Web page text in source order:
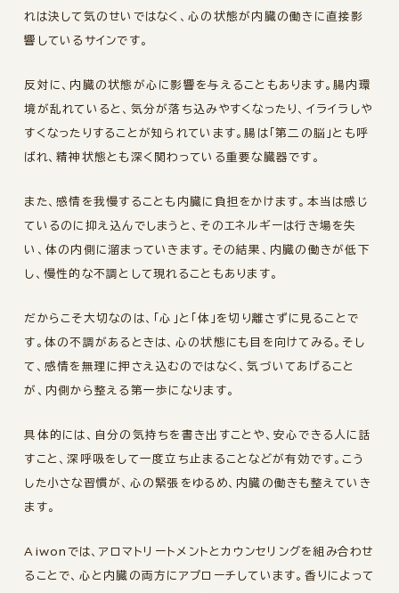
れは決して気のせいではなく、心の状態が内臓の働きに直接影
響しているサインです。
反対に、内臓の状態が心に影響を与えることもあります。腸内環
境が乱れていると、気分が落ち込みやすくなったり、イライラしや
すくなったりすることが知られています。腸は「第二の脳」とも呼
ばれ、精神状態とも深く関わっている重要な臓器です。
また、感情を我慢することも内臓に負担をかけます。本当は感じ
ているのに抑え込んでしまうと、そのエネルギーは行き場を失
い、体の内側に溜まっていきます。その結果、内臓の働きが低下
し、慢性的な不調として現れることもあります。
だからこそ大切なのは、「心」と「体」を切り離さずに見ることで
す。体の不調があるときは、心の状態にも目を向けてみる。そし
て、感情を無理に押さえ込むのではなく、気づいてあげること
が、内側から整える第一歩になります。
具体的には、自分の気持ちを書き出すことや、安心できる人に話
すこと、深呼吸をして一度立ち止まることなどが有効です。こう
した小さな習慣が、心の緊張をゆるめ、内臓の働きも整えていき
ます。
Aiwonでは、アロマトリートメントとカウンセリングを組み合わせ
ることで、心と内臓の両方にアプローチしています。香りによって